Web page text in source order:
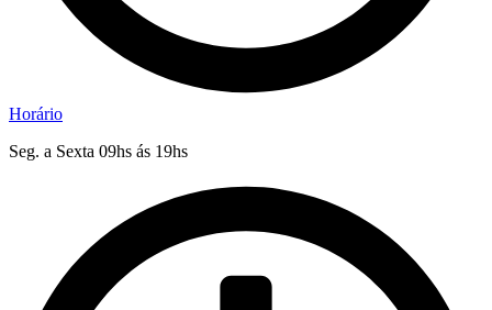
Horário
Seg. a Sexta 09hs ás 19hs